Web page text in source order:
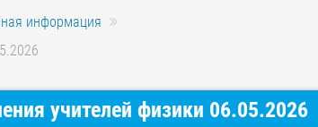
информация
учителей физики 06.05.2026